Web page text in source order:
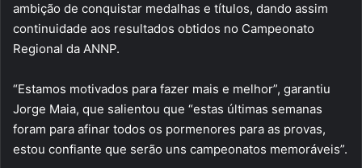
ambição de conquistar medalhas e títulos, dando assim
continuidade aos resultados obtidos no Campeonato
Regional da ANNP.
“Estamos motivados para fazer mais e melhor”, garantiu
Jorge Maia, que salientou que “estas últimas semanas
foram para afinar todos os pormenores para as provas,
estou confiante que serão uns campeonatos memoráveis”.